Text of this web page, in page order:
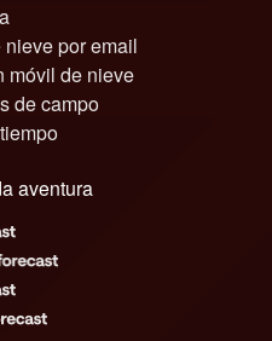
por email
móvil de nieve
de campo
aventura